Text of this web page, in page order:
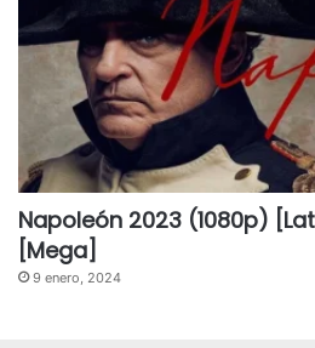
Napoleón 2023 (1080p)
[Mega]
9 enero, 2024